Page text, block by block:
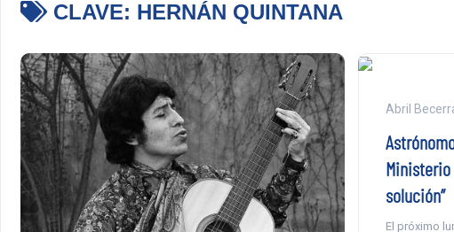
CLAVE: HERNÁN QUINTANA
Abril
Ministerio
solución”
El próximo